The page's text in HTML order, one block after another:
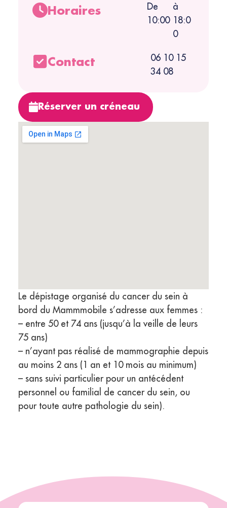
Le dépistage organisé du cancer du sein à
bord du Mammmobile s’adresse aux femmes :
– entre 50 et 74 ans (jusqu’à la veille de leurs
75 ans)
– n’ayant pas réalisé de mammographie depuis
au moins 2 ans (1 an et 10 mois au minimum)
– sans suivi particulier pour un antécédent
personnel ou familial de cancer du sein, ou
pour toute autre pathologie du sein).
Réserver un créneau
Horaires
De
10:00
à
18:0
0
Contact
06 10 15
34 08